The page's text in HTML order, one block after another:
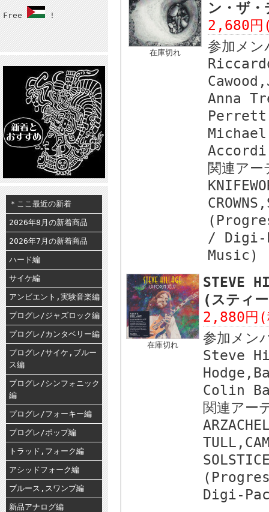
Free !
＊ここ最近の新着
2026年8月の新着商品
2026年7月の新着商品
ハード編
サイケ編
アンビエント,実験音楽編
プログレ/ジャズロック編
プログレ/カンタベリー編
プログレ/サイケ,ブルー
ス編
プログレ/シンフォニック
編
プログレ/フォーキー編
プログレ/ポップ編
トラッド,フォーク編
アシッドフォーク編
ブルース,スワンプ編
新品アナログ編
在庫切れ
ン・ザ
2,680円
参加メン
Anna
関連アー
/ Digi-
Music)
在庫切れ
STEVE
(スティ
2,880円(
参加メン
Steve
Colin
関連アー
Digi-